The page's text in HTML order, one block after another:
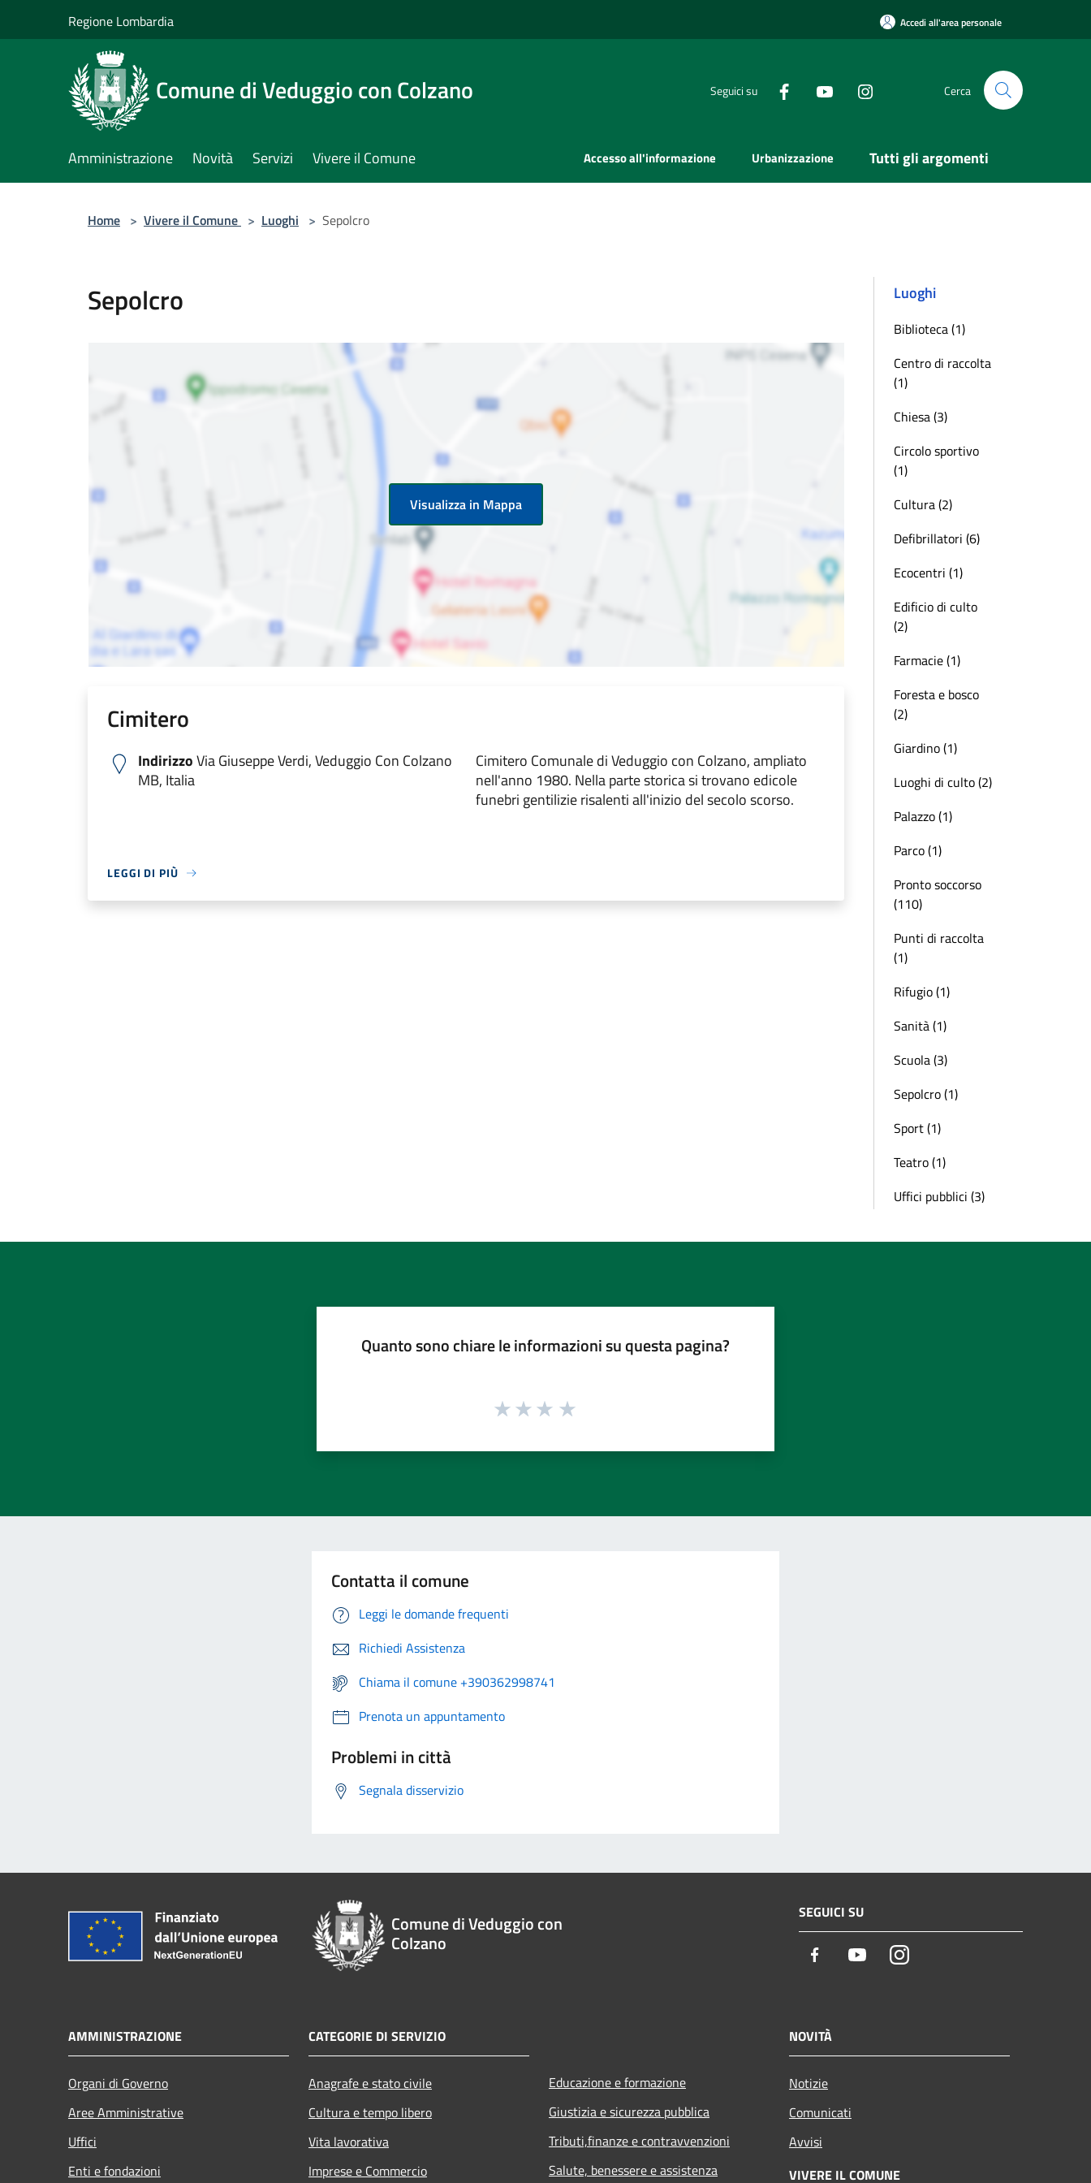
Regione Lombardia Accedi all'area personale
Comune di Veduggio con Colzano Seguici su Cerca
Amministrazione Novità Servizi Vivere il Comune Accesso all'informazione Urbanizzazione Tutti gli argomenti
Home > Vivere il Comune > Luoghi > Sepolcro
Sepolcro
Visualizza in Mappa
Cimitero
IndirizzoVia Giuseppe Verdi, Veduggio Con Colzano
MB, Italia
Cimitero Comunale di Veduggio con Colzano, ampliato
nell'anno 1980. Nella parte storica si trovano edicole
funebri gentilizie risalenti all'inizio del secolo scorso.
LEGGI DI PIÙ
Luoghi
Biblioteca (1)
Centro di raccolta
(1)
Chiesa (3)
Circolo sportivo
(1)
Cultura (2)
Defibrillatori (6)
Ecocentri (1)
Edificio di culto
(2)
Farmacie (1)
Foresta e bosco
(2)
Giardino (1)
Luoghi di culto (2)
Palazzo (1)
Parco (1)
Pronto soccorso
(110)
Punti di raccolta
(1)
Rifugio (1)
Sanità (1)
Scuola (3)
Sepolcro (1)
Sport (1)
Teatro (1)
Uffici pubblici (3)
Quanto sono chiare le informazioni su questa pagina?
Contatta il comune
Leggi le domande frequenti
Richiedi Assistenza
Chiama il comune +390362998741
Prenota un appuntamento
Problemi in città
Segnala disservizio
Comune di Veduggio con
Colzano
SEGUICI SU
Facebook YoutubeInstagram
AMMINISTRAZIONE
Organi di Governo
Aree Amministrative
Uffici
Enti e fondazioni
CATEGORIE DI SERVIZIO
Anagrafe e stato civile
Cultura e tempo libero
Vita lavorativa
Imprese e Commercio
Educazione e formazione
Giustizia e sicurezza pubblica
Tributi,finanze e contravvenzioni
Salute, benessere e assistenza
NOVITÀ
Notizie
Comunicati
Avvisi
VIVERE IL COMUNE